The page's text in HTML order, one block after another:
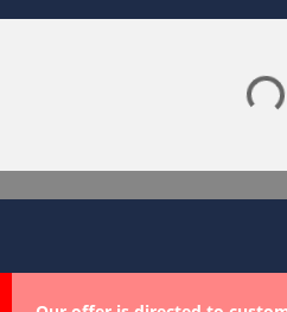
Lade SPORTDIGITAL+ Mediathek